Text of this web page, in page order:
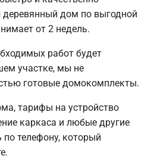
деревянный дом по выгодной
от 2 недель.
работ будет
участке, мы не
готовые домокомплекты.
тарифы на устройство
каркаса и любые другие
телефону, который